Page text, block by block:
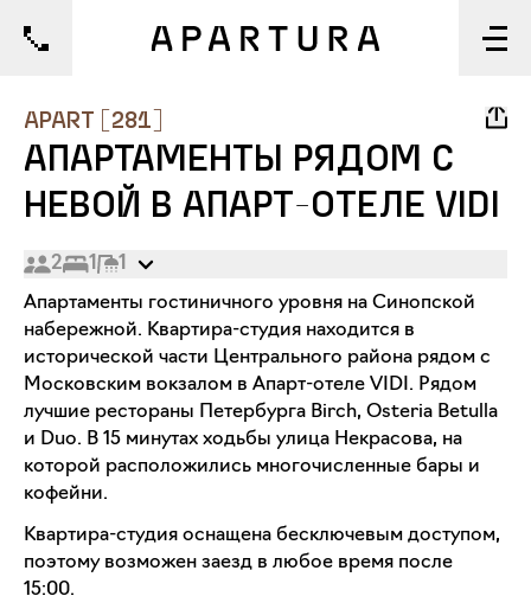
1/22
APART 281
АПАРТАМЕНТЫ РЯДОМ С
НЕВОЙ В АПАРТ-ОТЕЛЕ VIDI
2 1 1
Апартаменты гостиничного уровня на Синопской
набережной. Квартира-студия находится в
исторической части Центрального района рядом с
Московским вокзалом в Апарт-отеле VIDI. Рядом
лучшие рестораны Петербурга Birch, Osteria Betulla
и Duo. В 15 минутах ходьбы улица Некрасова, на
которой расположились многочисленные бары и
кофейни.
Квартира-студия оснащена бесключевым доступом,
поэтому возможен заезд в любое время после
15:00.